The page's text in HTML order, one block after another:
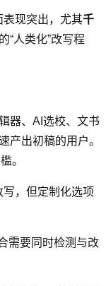
表现突出，尤其千
“人类化”改写程
器、AI选校、文书
产出初稿的用户。
。
，但定制化选项
需要同时检测与改